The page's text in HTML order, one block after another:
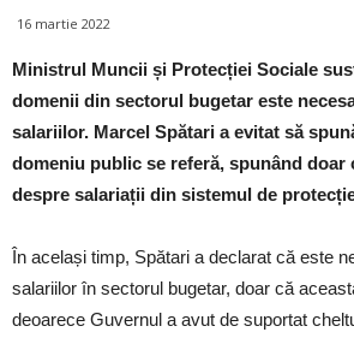
16 martie 2022
Ministrul Muncii și Protecției Sociale
domenii din sectorul bugetar este
salariilor. Marcel Spătari a evitat să
domeniu public se referă, spunând doar
despre salariații din sistemul de
În același timp, Spătari a declarat că este
salariilor în sectorul bugetar, doar că
deoarece Guvernul a avut de suportat